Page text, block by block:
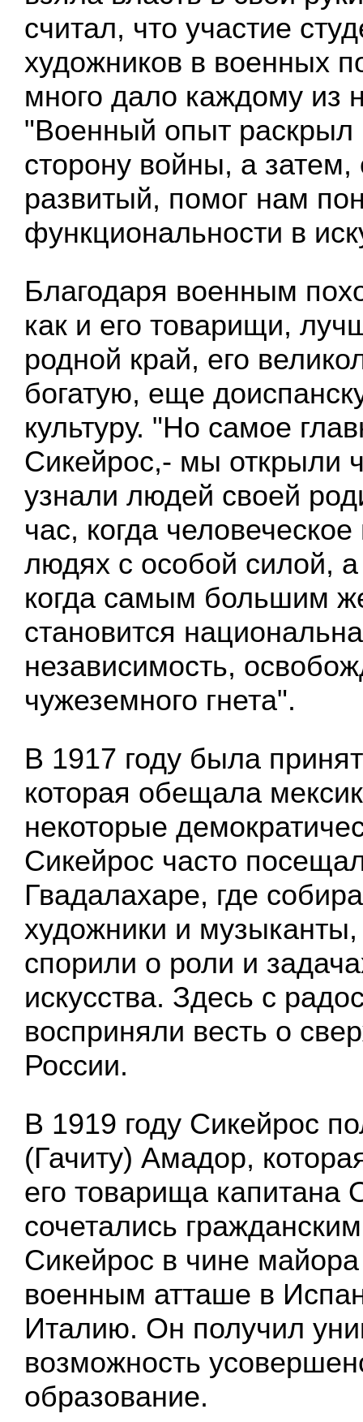
считал, что участие
художников в военных
много дало каждому из
"Военный опыт
сторону войны, а
развитый, помог нам
функциональности в
Благодаря военным
как и его товарищи,
родной край, его
богатую, еще
культуру. "Но самое
Сикейрос,- мы открыли
узнали людей своей
час, когда
людях с особой силой, а
когда самым большим
становится
независимость,
чужеземного гнета".
В 1917 году была
которая обещала
некоторые
Сикейрос часто
Гвадалахаре, где
художники и
спорили о роли и
искусства. Здесь с
восприняли весть о
России.
В 1919 году Сикейрос
(Гачиту) Амадор,
его товарища капитана
сочетались
Сикейрос в чине
военным атташе в
Италию. Он получил
возможность
образование.